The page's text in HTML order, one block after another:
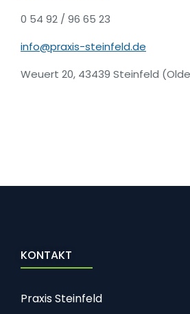
0 54 92 / 96 65 23
info@praxis-steinfeld.de
Weuert 20, 43439 Steinfeld
KONTAKT
Praxis Steinfeld